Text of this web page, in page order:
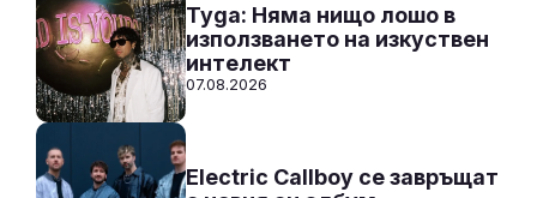
Tyga: Няма нищо лошо в
използването на изкуствен
интелект
07.08.2026
Electric Callboy се завръщат